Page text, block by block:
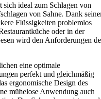
sich ideal zum Schlagen von
von Sahne. Dank
Flüssigkeiten problemlos
oder in der
wird den Anforderungen
eine optimale
perfekt und gleichmäßig
ergonomische Design des
mühelose Anwendung auch